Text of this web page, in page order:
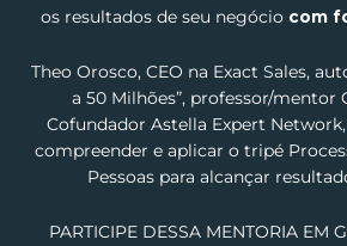
os resultados de seu negócio com
Theo Orosco, CEO na Exact Sales,
a 50 Milhões”, professor/mentor
Cofundador Astella Expert
compreender e aplicar o tripé
Pessoas para alcançar
PARTICIPE DESSA MENTORIA EM